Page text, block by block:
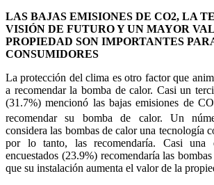
LAS BAJAS EMISIONES DE CO2, LA
VISIÓN DE FUTURO Y UN MAYOR
PROPIEDAD SON IMPORTANTES
CONSUMIDORES
La protección del clima es otro factor que
a recomendar la bomba de calor. Casi un
(31.7%) mencionó las bajas emisiones de CO
recomendar su bomba de calor. Un
considera las bombas de calor una tecnología
por lo tanto, las recomendaría. Casi una
encuestados (23.9%) recomendaría las
que su instalación aumenta el valor de la